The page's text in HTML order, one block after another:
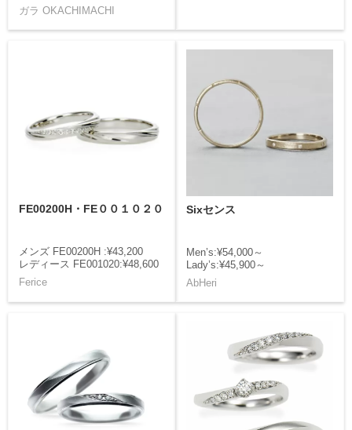
ガラ OKACHIMACHI
FE00200H・FE００１０２０
メンズ FE00200H :¥43,200
レディース FE001020:¥48,600
Ferice
Sixセンス
Men’s:¥54,000～
Lady’s:¥45,900～
AbHeri